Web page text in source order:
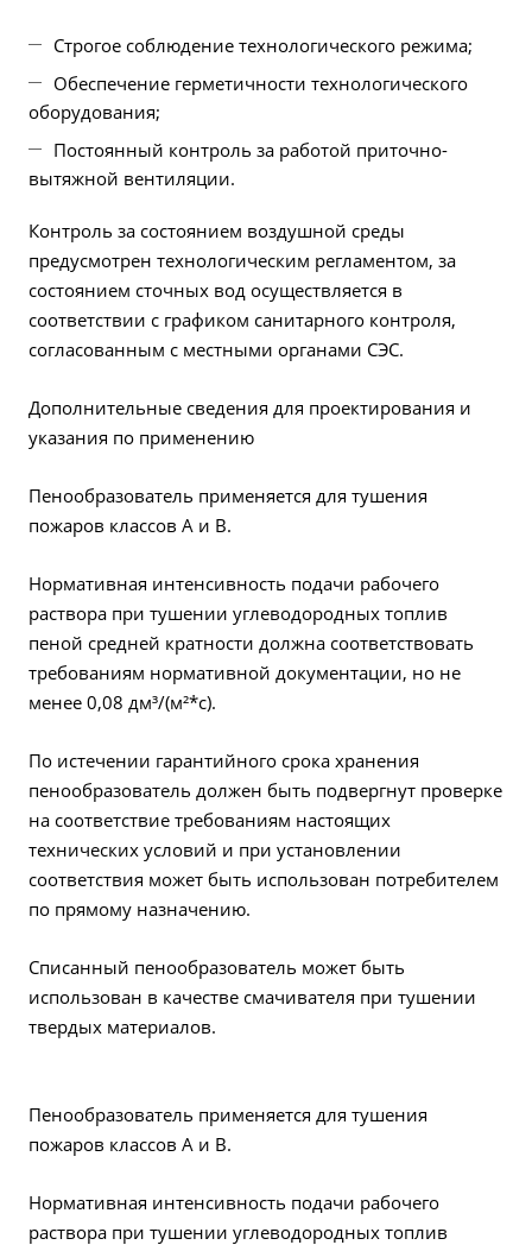
Cтрогое соблюдение технологического режима;
Обеспечение герметичности технологического
оборудования;
Постоянный контроль за работой приточно-
вытяжной вентиляции.
Контроль за состоянием воздушной среды
предусмотрен технологическим регламентом, за
состоянием сточных вод осуществляется в
соответствии с графиком санитарного контроля,
согласованным с местными органами СЭС.
Дополнительные сведения для проектирования и
указания по применению
Пенообразователь применяется для тушения
пожаров классов А и В.
Нормативная интенсивность подачи рабочего
раствора при тушении углеводородных топлив
пеной средней кратности должна соответствовать
требованиям нормативной документации, но не
менее 0,08 дм³/(м²*с).
По истечении гарантийного срока хранения
пенообразователь должен быть подвергнут проверке
на соответствие требованиям настоящих
технических условий и при установлении
соответствия может быть использован потребителем
по прямому назначению.
Списанный пенообразователь может быть
использован в качестве смачивателя при тушении
твердых материалов.
Пенообразователь применяется для тушения
пожаров классов А и В.
Нормативная интенсивность подачи рабочего
раствора при тушении углеводородных топлив